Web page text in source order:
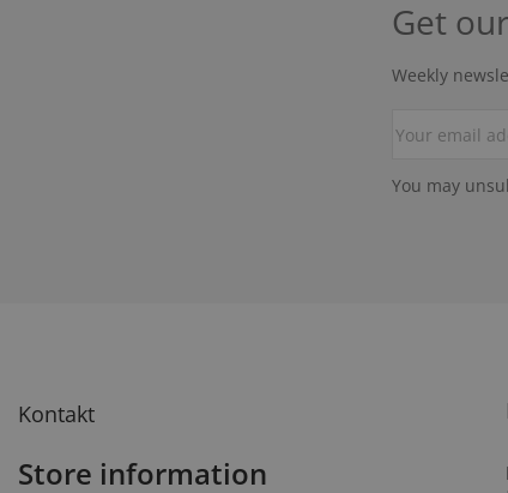
Get
Weekly
You may
Kontakt
Store information